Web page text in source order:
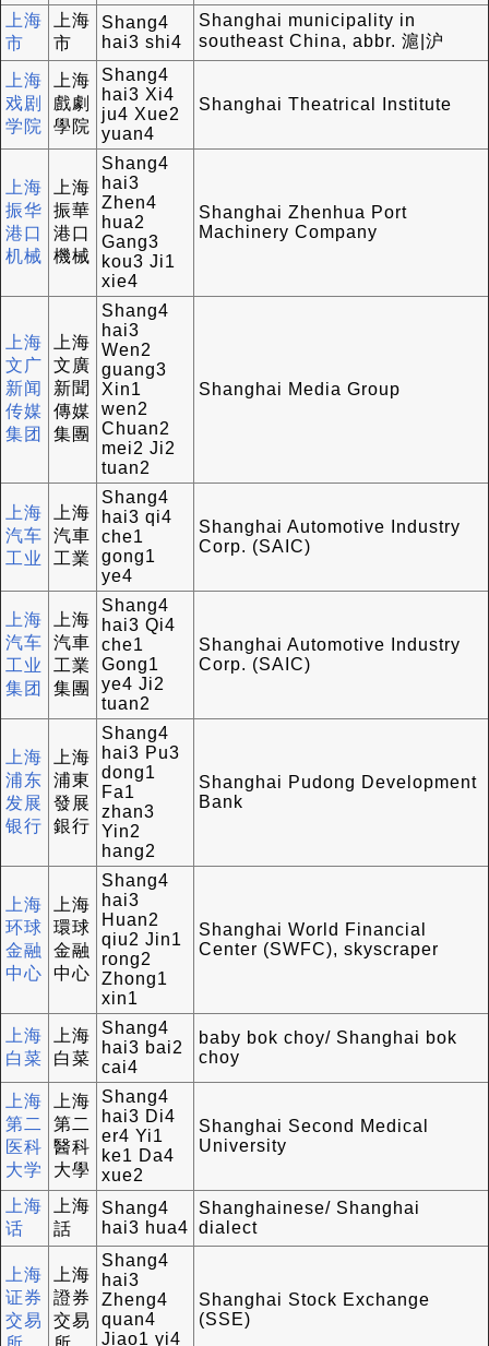
上海
市
上海
市
Shang4
hai3 shi4
Shanghai municipality in
southeast China, abbr. 滬|沪
上海
戏剧
学院
上海
戲劇
學院
Shang4
hai3 Xi4
ju4 Xue2
yuan4
Shanghai Theatrical Institute
上海
振华
港口
机械
上海
振華
港口
機械
Shang4
hai3
Zhen4
hua2
Gang3
kou3 Ji1
xie4
Shanghai Zhenhua Port
Machinery Company
上海
文广
新闻
传媒
集团
上海
文廣
新聞
傳媒
集團
Shang4
hai3
Wen2
guang3
Xin1
wen2
Chuan2
mei2 Ji2
tuan2
Shanghai Media Group
上海
汽车
工业
上海
汽車
工業
Shang4
hai3 qi4
che1
gong1
ye4
Shanghai Automotive Industry
Corp. (SAIC)
上海
汽车
工业
集团
上海
汽車
工業
集團
Shang4
hai3 Qi4
che1
Gong1
ye4 Ji2
tuan2
Shanghai Automotive Industry
Corp. (SAIC)
上海
浦东
发展
银行
上海
浦東
發展
銀行
Shang4
hai3 Pu3
dong1
Fa1
zhan3
Yin2
hang2
Shanghai Pudong Development
Bank
上海
环球
金融
中心
上海
環球
金融
中心
Shang4
hai3
Huan2
qiu2 Jin1
rong2
Zhong1
xin1
Shanghai World Financial
Center (SWFC), skyscraper
上海
白菜
上海
白菜
Shang4
hai3 bai2
cai4
baby bok choy/ Shanghai bok
choy
上海
第二
医科
大学
上海
第二
醫科
大學
Shang4
hai3 Di4
er4 Yi1
ke1 Da4
xue2
Shanghai Second Medical
University
上海
话
上海
話
Shang4
hai3 hua4
Shanghainese/ Shanghai
dialect
上海
证券
交易
上海
證券
交易
Shang4
hai3
Zheng4
quan4
Jiao1 yi4
Shanghai Stock Exchange
(SSE)